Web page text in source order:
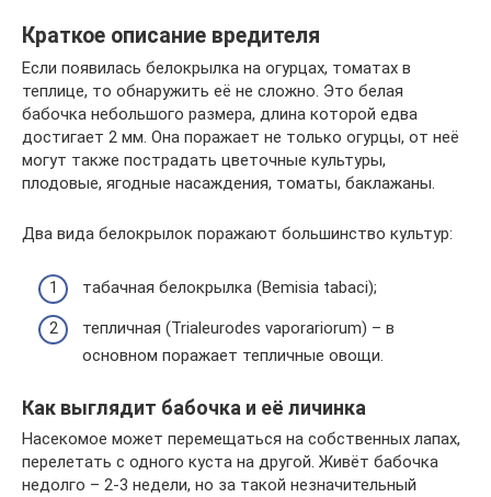
Краткое описание вредителя
Если появилась белокрылка на огурцах, томатах в
теплице, то обнаружить её не сложно. Это белая
бабочка небольшого размера, длина которой едва
достигает 2 мм. Она поражает не только огурцы, от неё
могут также пострадать цветочные культуры,
плодовые, ягодные насаждения, томаты, баклажаны.
Два вида белокрылок поражают большинство культур:
табачная белокрылка (Bemisia tabaci);
тепличная (Trialeurodes vaporariorum) – в
основном поражает тепличные овощи.
Как выглядит бабочка и её личинка
Насекомое может перемещаться на собственных лапах,
перелетать с одного куста на другой. Живёт бабочка
недолго – 2-3 недели, но за такой незначительный